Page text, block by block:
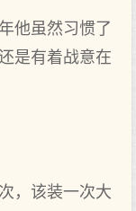
他虽然习惯了
是有着战意在
，该装一次大